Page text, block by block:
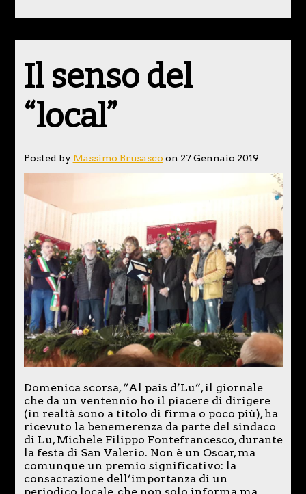
Il senso del
“local”
Posted by Massimo Brusasco on 27 Gennaio 2019
Domenica scorsa, “Al pais d’Lu”, il giornale
che da un ventennio ho il piacere di dirigere
(in realtà sono a titolo di firma o poco più), ha
ricevuto la benemerenza da parte del sindaco
di Lu, Michele Filippo Fontefrancesco, durante
la festa di San Valerio. Non è un Oscar, ma
comunque un premio significativo: la
consacrazione dell’importanza di un